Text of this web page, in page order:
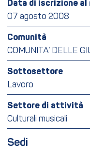
Data di iscrizione
07 agosto 2008
Comunità
COMUNITA’ DELLE
Sottosettore
Lavoro
Settore di attività
Culturali musicali
Sedi